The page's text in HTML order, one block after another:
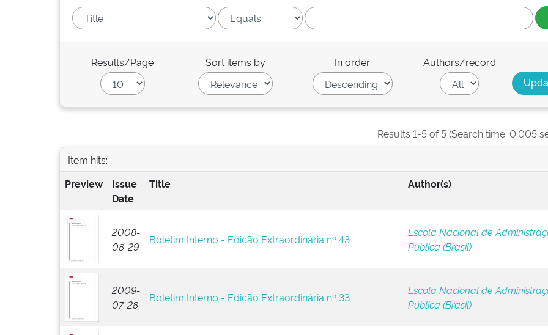
Results/Page Sort items by In order Authors/record
Results 1-5 of 5 (Search time: 0.005
Item hits:
Preview
Issue
Date
Title Author(s)
2008-
08-29
Boletim Interno - Edição Extraordinária nº 43
Escola Nacional de
Pública (Brasil)
2009-
07-28
Boletim Interno - Edição Extraordinária nº 33
Escola Nacional de
Pública (Brasil)